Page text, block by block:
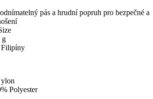
pás a hrudní popruh pro bezpečné a
g
Filipíny
Polyester